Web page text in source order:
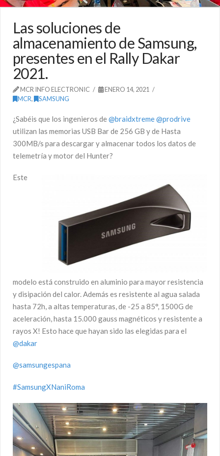
Las soluciones de
almacenamiento de Samsung,
presentes en el Rally Dakar
2021.
MCR INFO ELECTRONIC
ENERO 14, 2021
MCR, SAMSUNG
¿Sabéis que los ingenieros de@braidxtreme@prodrive
utilizan las memorias USB Bar de 256 GB y de Hasta
300MB/s para descargar y almacenar todos los datos de
telemetría y motor del Hunter?
Este
modelo está construido en aluminio para mayor resistencia
y disipación del calor. Además es resistente al agua salada
hasta 72h, a altas temperaturas, de -25 a 85°, 1500G de
aceleración, hasta 15.000 gauss magnéticos y resistente a
rayos X! Esto hace que hayan sido las elegidas para el
@dakar
@samsungespana
#SamsungXNaniRoma